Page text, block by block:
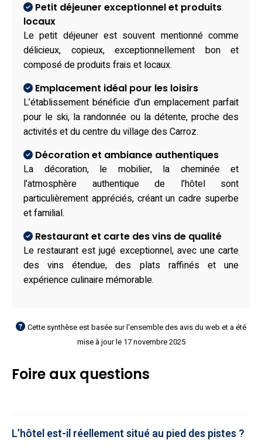
Petit déjeuner exceptionnel et produits
locaux
Le petit déjeuner est souvent mentionné comme
délicieux, copieux, exceptionnellement bon et
composé de produits frais et locaux.
Emplacement idéal pour les loisirs
L’établissement bénéficie d’un emplacement parfait
pour le ski, la randonnée ou la détente, proche des
activités et du centre du village des Carroz.
Décoration et ambiance authentiques
La décoration, le mobilier, la cheminée et
l’atmosphère authentique de l’hôtel sont
particulièrement appréciés, créant un cadre superbe
et familial.
Restaurant et carte des vins de qualité
Le restaurant est jugé exceptionnel, avec une carte
des vins étendue, des plats raffinés et une
expérience culinaire mémorable.
Cette synthèse est basée sur l'ensemble des avis du web et a été
mise à jour le 17 novembre 2025
Foire aux questions
L’hôtel est-il réellement situé au pied des pistes ?